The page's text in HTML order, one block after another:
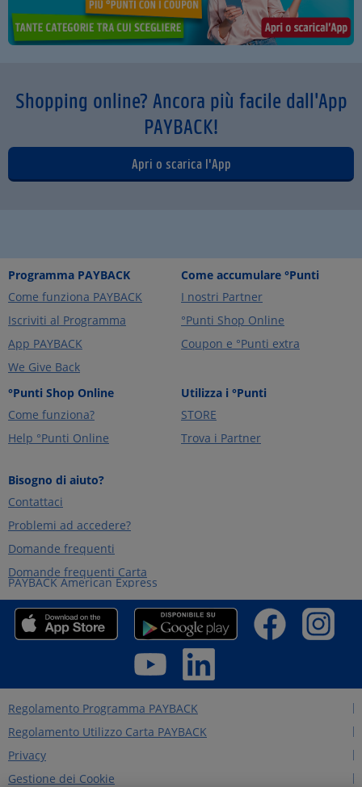
Shopping online? Ancora più facile dall'App
PAYBACK!
Apri o scarica l'App
Programma PAYBACK
Come funziona PAYBACK
Iscriviti al Programma
App PAYBACK
We Give Back
Come accumulare °Punti
I nostri Partner
°Punti Shop Online
Coupon e °Punti extra
°Punti Shop Online
Come funziona?
Help °Punti Online
Utilizza i °Punti
STORE
Trova i Partner
Bisogno di aiuto?
Contattaci
Problemi ad accedere?
Domande frequenti
Domande frequenti Carta
PAYBACK American Express
Regolamento Programma PAYBACK
Regolamento Utilizzo Carta PAYBACK
Privacy
Gestione dei Cookie